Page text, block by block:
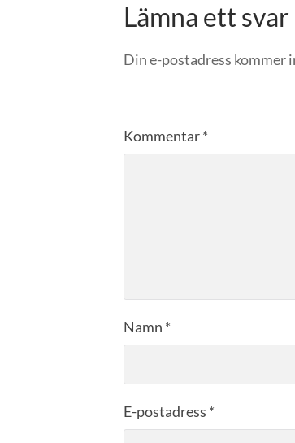
Lämna ett svar
Din e-postadress kommer
Kommentar*
Namn *
E-postadress *